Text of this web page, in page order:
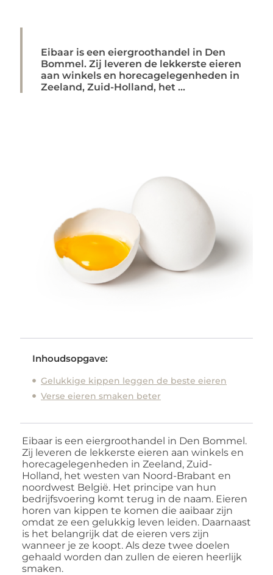
Eibaar is een eiergroothandel in Den
Bommel. Zij leveren de lekkerste eieren
aan winkels en horecagelegenheden in
Zeeland, Zuid-Holland, het ...
Inhoudsopgave:
Gelukkige kippen leggen de beste eieren
Verse eieren smaken beter
Eibaar is een eiergroothandel in Den Bommel.
Zij leveren de lekkerste eieren aan winkels en
horecagelegenheden in Zeeland, Zuid-
Holland, het westen van Noord-Brabant en
noordwest België. Het principe van hun
bedrijfsvoering komt terug in de naam. Eieren
horen van kippen te komen die aaibaar zijn
omdat ze een gelukkig leven leiden. Daarnaast
is het belangrijk dat de eieren vers zijn
wanneer je ze koopt. Als deze twee doelen
gehaald worden dan zullen de eieren heerlijk
smaken.